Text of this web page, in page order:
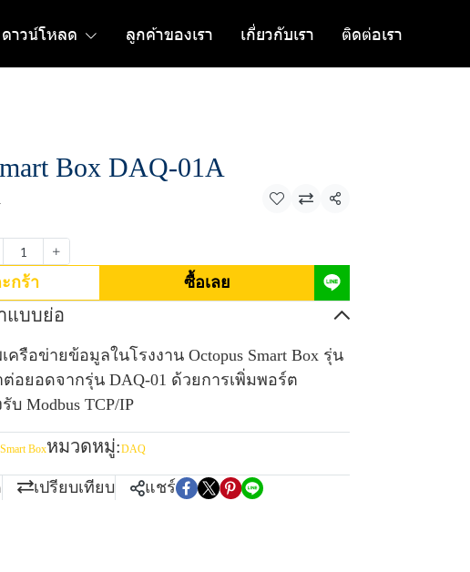
ดาวน์โหลด ลูกค้าของเรา เกี่ยวกับเรา ติดต่อเรา
Box DAQ-01A
แชร์
กร้า ซื้อเลย
แบบย่อ
ครือข่ายข้อมูลในโรงงาน Octopus Smart Box รุ่น
อยอดจากรุ่น DAQ-01 ด้วยการเพิ่มพอร์ต
บ Modbus TCP/IP
Boxหมวดหมู่:DAQ
เปรียบเทียบ แชร์